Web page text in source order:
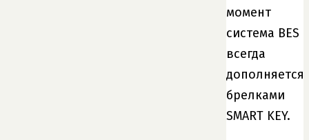
момент
система BES
всегда
дополняется
брелками
SMART KEY.